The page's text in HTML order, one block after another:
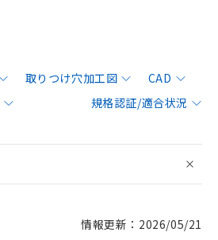
取りつけ穴加工図
CAD
規格認証/適合状況
情報更新：2026/05/21